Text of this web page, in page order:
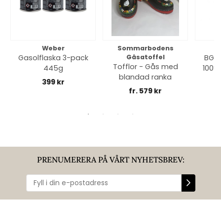
Weber
Gasolflaska 3-pack
445g
399 kr
Sommarbodens
Gåsatoffel
Tofflor - Gås med
blandad ranka
fr. 579 kr
PRENUMERERA PÅ VÅRT NYHETSBREV: